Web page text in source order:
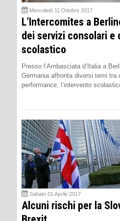
Mercoledì 11 Ottobre 2017
L’Intercomites a
dei servizi consolari e
scolastico
Presso l’Ambasciata d’Italia a
Germania affronta diversi temi
performance, l’intervento
Sabato 01 Aprile 2017
Alcuni rischi per la